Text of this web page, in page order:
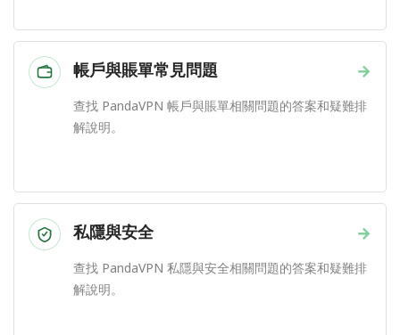
→
帳戶與賬單常見問題
查找 PandaVPN 帳戶與賬單相關問題的答案和疑難排
解說明。
→
私隱與安全
查找 PandaVPN 私隱與安全相關問題的答案和疑難排
解說明。